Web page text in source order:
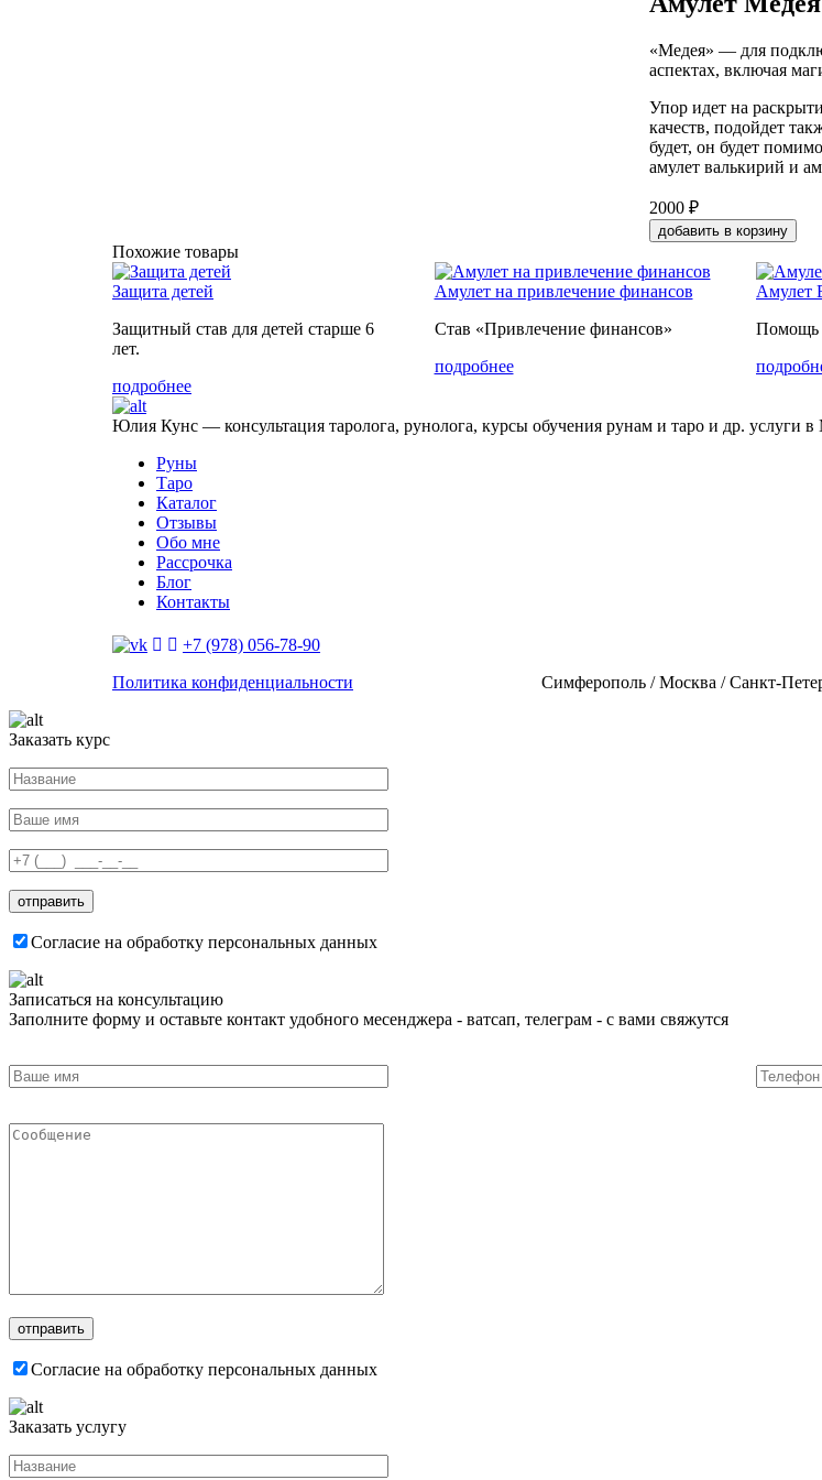
«Медея» — для
аспектах, включая
Упор идет на
качеств, подойдет
будет, он будет
амулет валькирий и
2000 ₽
добавить в корзину
Похожие товары
Защита детей
Защитный став для детей старше 6
лет.
подробнее
Амулет на привлечение финансов
Став «Привлечение финансов»
подробнее
Помощь
Юлия Кунс — консультация таролога, рунолога, курсы обучения рунам и таро и др. услуги
Руны
Таро
Каталог
Отзывы
Обо мне
Рассрочка
Блог
Контакты
+7 (978) 056-78-90
Политика конфиденциальности
Симферополь / Москва / Санкт-
Заказать курс
Согласие на обработку персональных данных
Записаться на консультацию
Заполните форму и оставьте контакт удобного месенджера - ватсап, телеграм - с вами свяжутся
Согласие на обработку персональных данных
Заказать услугу